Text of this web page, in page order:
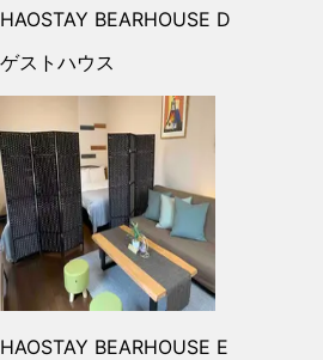
HAOSTAY BEARHOUSE D
ゲストハウス
HAOSTAY BEARHOUSE E